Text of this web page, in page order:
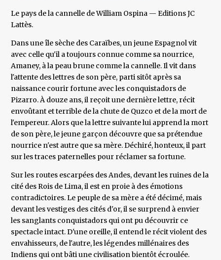
Le pays de la cannelle de William Ospina — Editions JC
Lattès.
Dans une île sèche des Caraïbes, un jeune Espagnol vit
avec celle qu'il a toujours connue comme sa nourrice,
Amaney, à la peau brune comme la cannelle. Il vit dans
l'attente des lettres de son père, parti sitôt après sa
naissance courir fortune avec les conquistadors de
Pizarro. À douze ans, il reçoit une dernière lettre, récit
envoûtant et terrible de la chute de Quzco et de la mort de
l'empereur. Alors que la lettre suivante lui apprend la mort
de son père, le jeune garçon découvre que sa prétendue
nourrice n'est autre que sa mère. Déchiré, honteux, il part
sur les traces paternelles pour réclamer sa fortune.
Sur les routes escarpées des Andes, devant les ruines de la
cité des Rois de Lima, il est en proie à des émotions
contradictoires. Le peuple de sa mère a été décimé, mais
devant les vestiges des cités d'or, il se surprend à envier
les sanglants conquistadors qui ont pu découvrir ce
spectacle intact. D'une oreille, il entend le récit violent des
envahisseurs, de l'autre, les légendes millénaires des
Indiens qui ont bâti une civilisation bientôt écroulée.